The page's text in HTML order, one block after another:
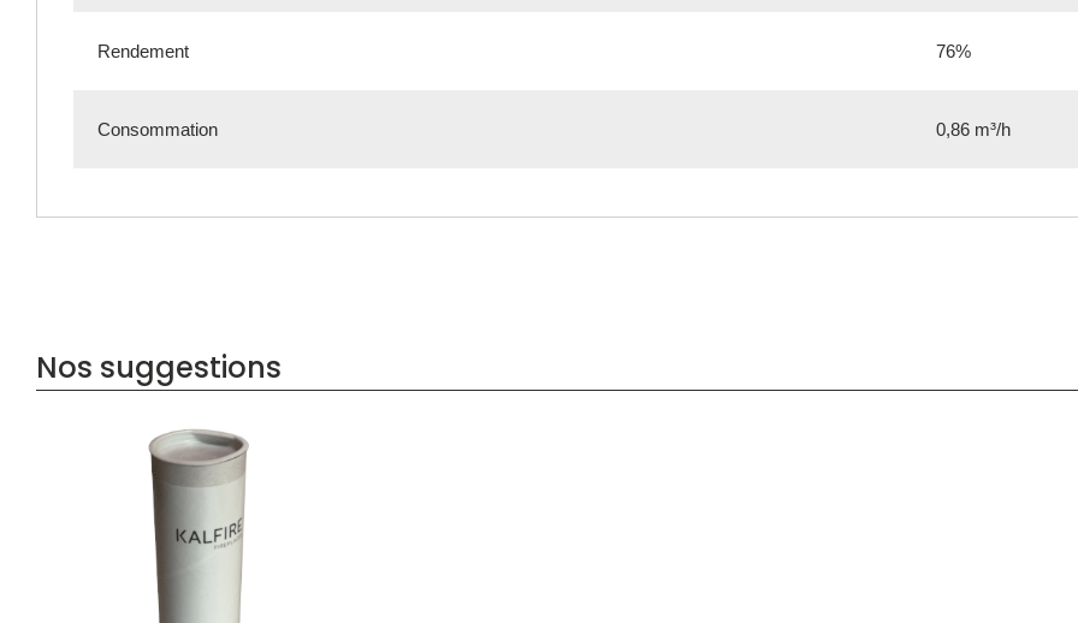
Rendement 76%
Consommation 0,86 m³/h
Nos suggestions